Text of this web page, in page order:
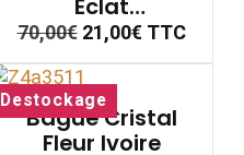
Éclat
Champagne
70,00€ 21,00€TTC
Destockage
Bague Cristal
Fleur Ivoire